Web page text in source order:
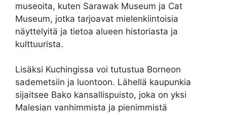
museoita, kuten Sarawak Museum ja Cat
Museum, jotka tarjoavat mielenkiintoisia
näyttelyitä ja tietoa alueen historiasta ja
kulttuurista.
Lisäksi Kuchingissa voi tutustua Borneon
sademetsiin ja luontoon. Lähellä kaupunkia
sijaitsee Bako kansallispuisto, joka on yksi
Malesian vanhimmista ja pienimmistä